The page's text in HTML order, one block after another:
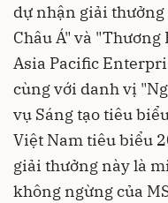
dự nhận giải thưởng
Châu Á" và
Asia Pacific
cùng với danh vị
vụ Sáng tạo tiêu
Việt Nam tiêu biểu
giải thưởng này là
không ngừng của